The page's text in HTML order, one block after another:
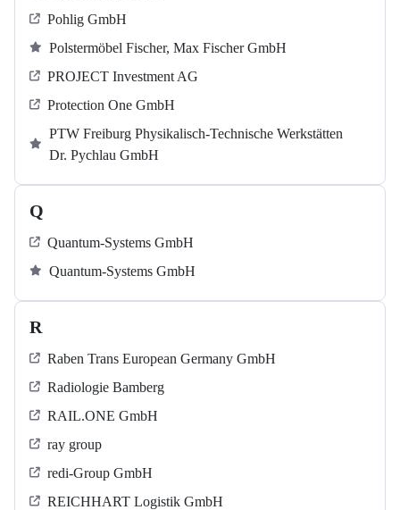
Pohlig GmbH
Polstermöbel Fischer, Max Fischer GmbH
PROJECT Investment AG
Protection One GmbH
PTW Freiburg Physikalisch-Technische Werkstätten
Dr. Pychlau GmbH
Q
Quantum-Systems GmbH
Quantum-Systems GmbH
R
Raben Trans European Germany GmbH
Radiologie Bamberg
RAIL.ONE GmbH
ray group
redi-Group GmbH
REICHHART Logistik GmbH